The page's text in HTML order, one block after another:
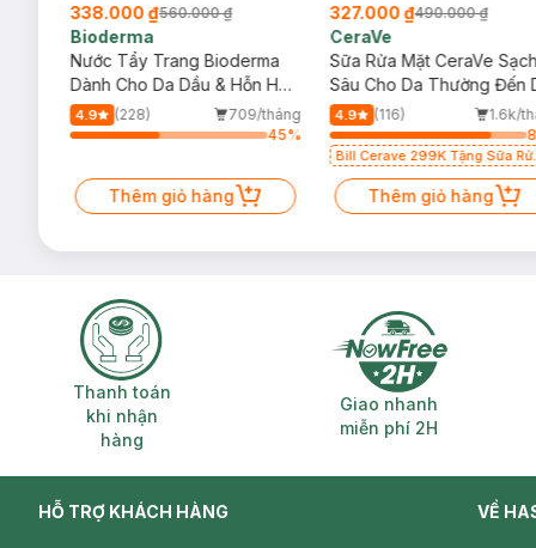
338.000 ₫560.000 ₫
Bioderma
Nước Tẩy Trang Bioderma
Dành Cho Da Dầu & Hỗn Hợp
500ml
4.9 (228)
709/tháng
45%
Thêm giỏ hàng
327.000 ₫490.000 ₫
CeraVe
Sữa Rửa Mặt CeraVe
Sâu Cho Da Thường Đến
Dầu 473ml
4.9 (116)
1.6k/
Bill Cerave 299K Tặng Sữa
Mặt Cerave 30ml (SL có hạn)
Thêm giỏ hàng
Thanh toán khi nhận hàng
Thanh toán
khi nhận
hàng
Giao nhanh
Giao nhanh
miễn phí 2H
HỖ TRỢ KHÁCH HÀNG VỀ